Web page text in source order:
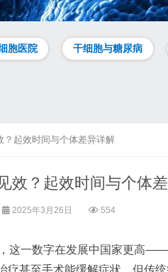
胞医院 干细胞与糖尿病
？起效时间与个体差异详解
效？起效时间与个体
2025年3月26日 554
这一数字在发展中国家更高
疗甚至手术能缓解症状，但传